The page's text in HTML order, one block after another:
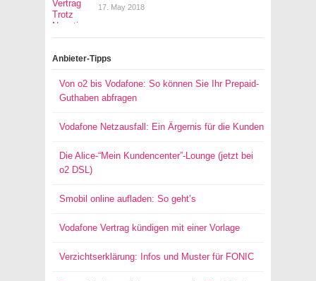
17. May 2018
Anbieter-Tipps
Von o2 bis Vodafone: So können Sie Ihr Prepaid-
Guthaben abfragen
Vodafone Netzausfall: Ein Ärgernis für die Kunden
Die Alice-“Mein Kundencenter”-Lounge (jetzt bei
o2 DSL)
Smobil online aufladen: So geht’s
Vodafone Vertrag kündigen mit einer Vorlage
Verzichtserklärung: Infos und Muster für FONIC